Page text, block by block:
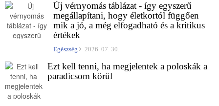
Új vérnyomás táblázat - így egyszerű
megállapítani, hogy életkortól függően
mik a jó, a még elfogadható és a kritikus
értékek
Egészség 2026. 07. 30.
Ezt kell tenni, ha megjelentek a poloskák a
paradicsom körül